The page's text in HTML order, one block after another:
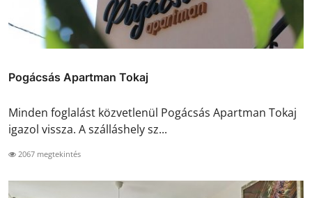
Pogácsás Apartman Tokaj
Minden foglalást közvetlenül Pogácsás Apartman Tokaj
igazol vissza. A szálláshely sz...
2067 megtekintés